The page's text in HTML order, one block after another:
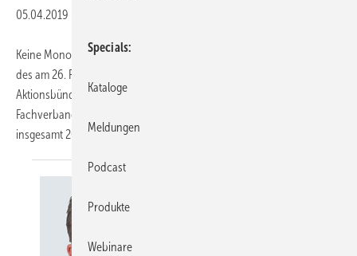
05.04.2019
Keine Monopole in der Wärmeversorgung – dies ist das erklärte Ziel
des am 26. Februar in Wiesbaden gegründeten „Hessischen
Aktionsbündnisses für unabhängiges Heizen“. Gemeinsam mit dem
Fachverband Sanitär-, Heizungs- und Klimatechnik Hessen wollen
insgesamt 26 Unternehmen, Verbände
Specials
Kataloge
Meldungen
Podcast
Produkte
Webinare